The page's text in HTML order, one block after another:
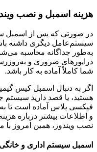
هزینه اسمبل و نصب
در صورتی که پس از اسمبل
سیستم‌عامل دیگری داشته
به‌طور جداگانه محاسبه
درایورهای ضروری و
شما کاملاً آماده به کار باشد.
اگر به دنبال اسمبل کیس
هستید، یا قصد دارید سیستم
فیکسی پلاس آماده است تا
و اطلاعات بیشتر درباره
نصب ویندوز، همین امروز با
اسمبل سیستم اداری و خانگی